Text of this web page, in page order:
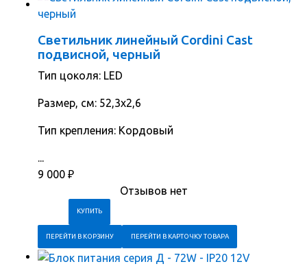
Светильник линейный Cordini Cast
подвисной, черный
Тип цоколя: LED
Размер, см: 52,3х2,6
Тип крепления: Кордовый
...
9 000 ₽
Отзывов нет
ПЕРЕЙТИ В КОРЗИНУ ПЕРЕЙТИ В КАРТОЧКУ ТОВАРА